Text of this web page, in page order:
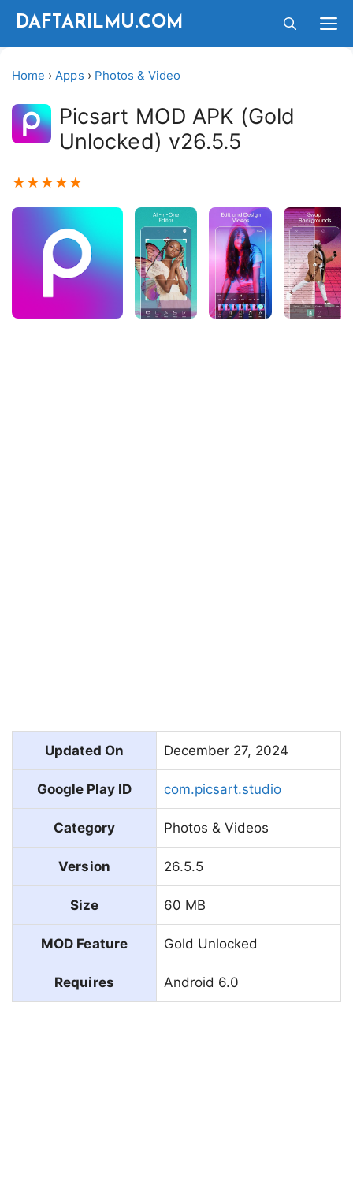
Langsung
DAFTARILMU.COM
Home ›Apps › Photos & Video
Picsart MOD APK (Gold
Unlocked) v26.5.5
★ ★ ★ ★ ★
Updated On December 27, 2024
Google Play ID com.picsart.studio
Category Photos & Videos
Version 26.5.5
Size 60 MB
MOD Feature Gold Unlocked
Requires Android 6.0